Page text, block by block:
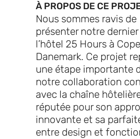
À PROPOS DE CE
Nous sommes ravis de
présenter notre
l’hôtel 25 Hours à
Danemark. Ce projet
une étape importante
notre collaboration
avec la chaîne
réputée pour son
innovante et sa
entre design et